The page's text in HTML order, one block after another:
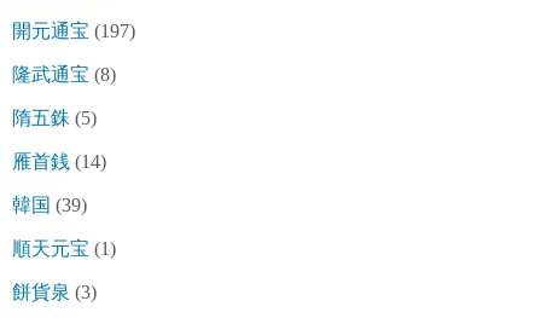
開元通宝 (197)
隆武通宝 (8)
隋五銖 (5)
雁首銭 (14)
韓国 (39)
順天元宝 (1)
餅貨泉 (3)